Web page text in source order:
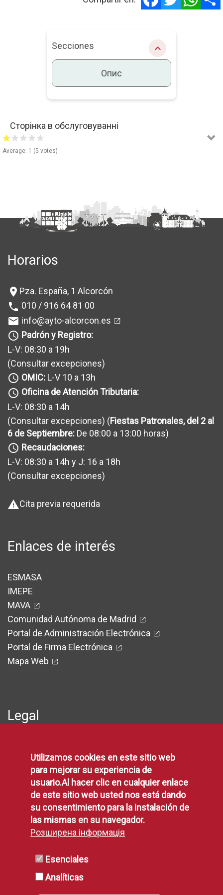
Secciones chevron_right
Опис
Опис
Сторінка в обслуговуванні
Average: 1 (5 votes)
Horarios
location_on Pza. España, 1 Alcorcón
phone 010 / 916 64 81 00
mail info@ayto-alcorcon.es
query_builder Padrón y Registro:
L-V: 08:30 a 19h
(Consultar excepciones)
query_builder OMIC: L-V 10 a 13h
query_builder Oficina de Atención Tributaria:
L-V: 08:30 a 14h
(Consultar excepciones) (Fiestas Patronales, del 2 al
6 de Septiembre: De 08:00 a 13:00 horas)
query_builder Recaudaciones:
L-V: 08:30 a 14h y J: 16 a 18h
(Consultar excepciones)
warningCita previa requerida
Enlaces de interés
ESMASA
IMEPE
MAVA
Comunidad Autónoma de Madrid
Portal de Administración Electrónica
Portal de Firma Electrónica
Mapa Web
Legal
Política de Privacidad
Aviso Legal
Disponibilidad
Declaración de Accesibilidad
Política de Cookies
Utilizamos cookies en este sitio web
para mejorar su experiencia de
usuario.Al hacer clic en cualquier enlace
de este sitio web usted nos está dando
su consentimiento para la instalación de
las mismas en su navegador.
Розширена інформація
Esenciales
Analíticas